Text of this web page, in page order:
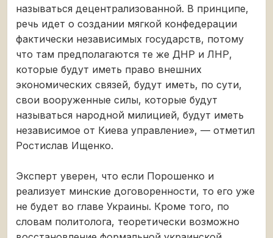
называться децентрализованной. В принципе,
речь идет о создании мягкой конфедерации
фактически независимых государств, потому
что там предполагаются те же ДНР и ЛНР,
которые будут иметь право внешних
экономических связей, будут иметь, по сути,
свои вооруженные силы, которые будут
называться народной милицией, будут иметь
независимое от Киева управление», — отметил
Ростислав Ищенко.
Эксперт уверен, что если Порошенко и
реализует минские договоренности, то его уже
не будет во главе Украины. Кроме того, по
словам политолога, теоретически возможно